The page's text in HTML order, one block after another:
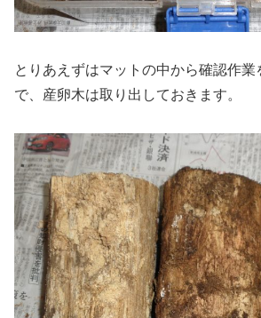
とりあえずはマットの中から確認作
で、産卵木は取り出しておきます。